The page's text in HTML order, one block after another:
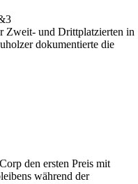
Zweit- und Drittplatzierten in
dokumentierte die
den ersten Preis mit
während der